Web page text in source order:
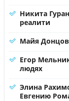
Никита
реалити
Майя
Егор
людях
Элина
Евгению